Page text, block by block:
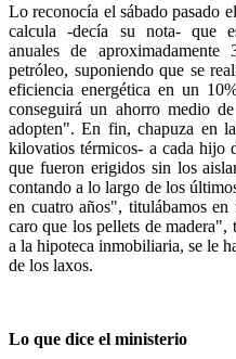
Lo reconocía el sábado pasado
calcula -decía su nota- que
anuales de aproximadamente
petróleo, suponiendo que se
eficiencia energética en un
conseguirá un ahorro medio
adopten". En fin, chapuza en
kilovatios térmicos- a cada hijo
que fueron erigidos sin los
contando a lo largo de los
en cuatro años", titulábamos
caro que los pellets de madera",
a la hipoteca inmobiliaria, se le
de los laxos.
Lo que dice el ministerio